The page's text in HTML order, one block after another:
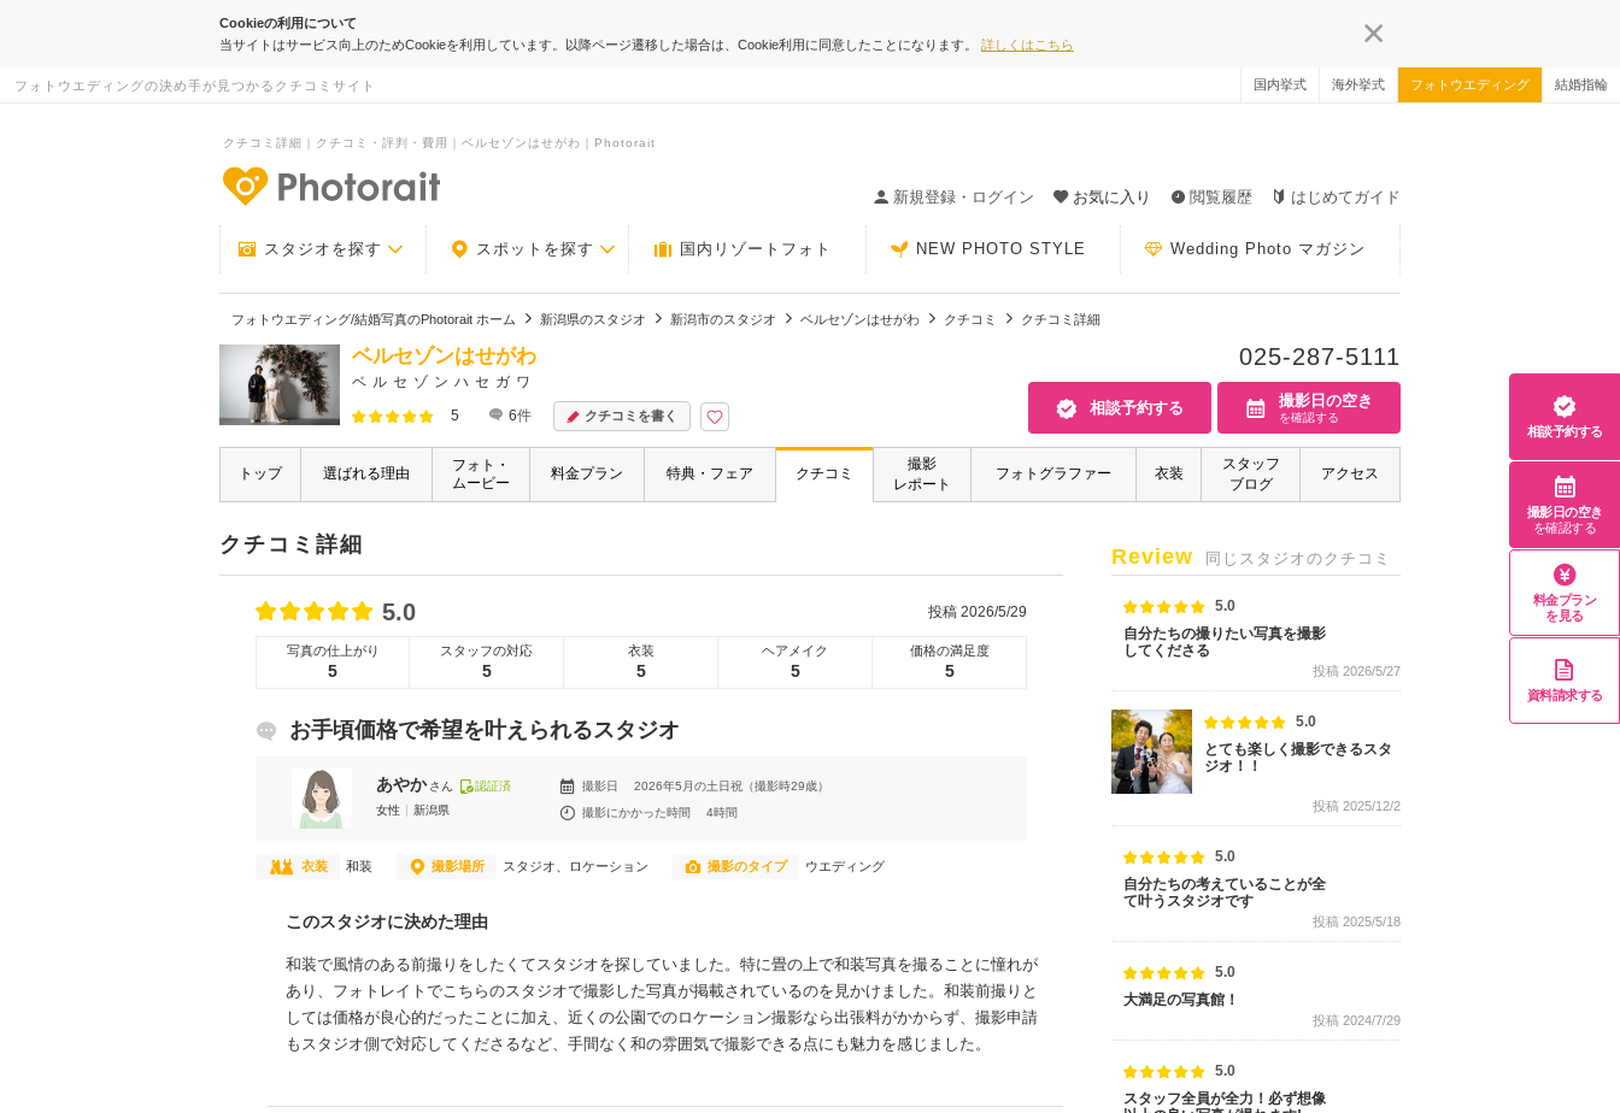
Cookieの利用について
当サイトはサービス向上のためCookieを利用しています。以降ページ遷移した場合は、Cookie利用に同意したことになります。 詳しくはこちら
フォトウエディングの決め手が見つかるクチコミサイト 国内挙式 海外挙式 フォトウエディング 結婚指輪
クチコミ詳細｜クチコミ・評判・費用｜ベルセゾンはせがわ｜Photorait
新規登録・ログイン
お気に入り 閲覧履歴 はじめてガイド
スタジオを探す スポットを探す 国内リゾートフォト NEW PHOTO STYLE Wedding Photo マガジン
フォトウエディング/結婚写真のPhotorait ホーム 新潟県のスタジオ 新潟市のスタジオ ベルセゾンはせがわ クチコミ クチコミ詳細
ベルセゾンはせがわ
ベルセゾンハセガワ
5
6件 クチコミを書く
025-287-5111
相談予約する 撮影日の空き
を確認する
トップ 選ばれる理由
フォト・
ムービー
料金プラン 特典・フェア クチコミ
撮影
レポート
フォトグラファー 衣装
スタッフ
ブログ
アクセス
クチコミ詳細
5.0 投稿 2026/5/29
写真の仕上がり
5
スタッフの対応
5
衣装
5
ヘアメイク
5
価格の満足度
5
お手頃価格で希望を叶えられるスタジオ
あやか さん
認証済
女性
新潟県
撮影日
2026年5月の土日祝（撮影時29歳）
撮影にかかった時間
4時間
衣装 和装 撮影場所 スタジオ、ロケーション 撮影のタイプ ウエディング
このスタジオに決めた理由
和装で風情のある前撮りをしたくてスタジオを探していました。特に畳の上で和装写真を撮ることに憧れが
あり、フォトレイトでこちらのスタジオで撮影した写真が掲載されているのを見かけました。和装前撮りと
しては価格が良心的だったことに加え、近くの公園でのロケーション撮影なら出張料がかからず、撮影申請
もスタジオ側で対応してくださるなど、手間なく和の雰囲気で撮影できる点にも魅力を感じました。
Review 同じスタジオのクチコミ
5.0
自分たちの撮りたい写真を撮影
してくださる
投稿 2026/5/27
5.0
とても楽しく撮影できるスタ
ジオ！！
投稿 2025/12/2
5.0
自分たちの考えていることが全
て叶うスタジオです
投稿 2025/5/18
5.0
大満足の写真館！
投稿 2024/7/29
5.0
スタッフ全員が全力！必ず想像
相談予約する
撮影日の空き
を確認する
料金プラン
を見る
資料請求する